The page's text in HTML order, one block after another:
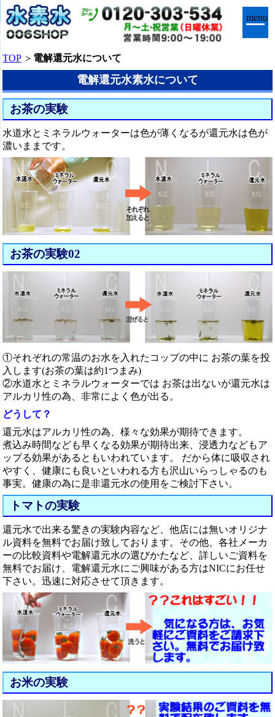
menu
TOP＞ 電解還元水について
電解還元水素水について
お茶の実験
水道水とミネラルウォーターは色が薄くなるが還元水は色が
濃いままです。
お茶の実験02
①それぞれの常温のお水を入れたコップの中に お茶の葉を投
入します(お茶の葉は約1つまみ)
②水道水とミネラルウォーターでは お茶は出ないが還元水は
アルカリ性の為、非常によく色が出る。
どうして？
還元水はアルカリ性の為、様々な効果が期待できます。
煮込み時間なども早くなる効果が期待出来、浸透力などもア
ップる効果があるともいわれています。 だから体に吸収され
やすく、健康にも良いといわれる方も沢山いらっしゃるのも
事実。健康の為に是非還元水の使用をご検討下さい。
トマトの実験
還元水で出来る驚きの実験内容など、他店には無いオリジナ
ル資料を無料でお届け致しております。その他、各社メーカ
ーの比較資料や電解還元水の選びかたなど、詳しいご資料を
無料でお届け、電解還元水にご興味がある方はNICにお任せ
下さい。迅速に対応させて頂きます。
お米の実験